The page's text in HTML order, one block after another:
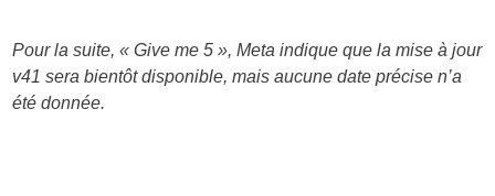
Pour la suite, « Give me 5 », Meta indique que la mise à jour
v41 sera bientôt disponible, mais aucune date précise n’a
été donnée.